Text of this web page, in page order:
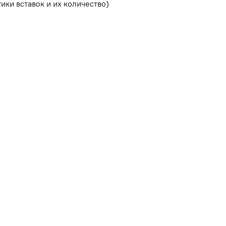
вставок и их количество)